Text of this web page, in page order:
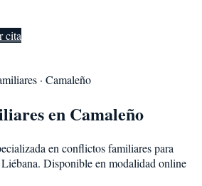
cita
· Camaleño
en Camaleño
en conflictos familiarespara
Liébana. Disponible en modalidad online